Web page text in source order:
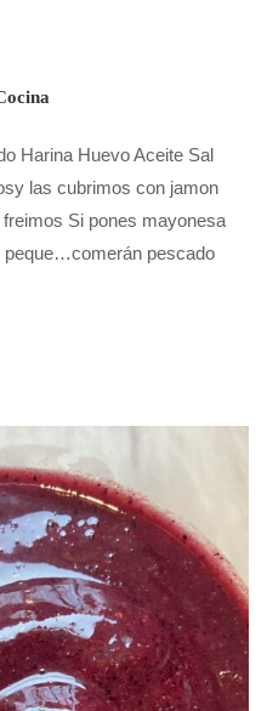
Harina Huevo Aceite Sal
las cubrimos con jamon
Si pones mayonesa
peque…comerán pescado